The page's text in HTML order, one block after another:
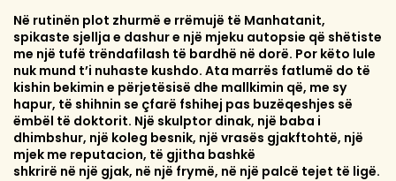
Në rutinën plot zhurmë e rrëmujë të Manhatanit,
spikaste sjellja e dashur e një mjeku autopsie që shëtiste
me një tufë trëndafilash të bardhë në dorë. Por këto lule
nuk mund t’i nuhaste kushdo. Ata marrës fatlumë do të
kishin bekimin e përjetësisë dhe mallkimin që, me sy
hapur, të shihnin se çfarë fshihej pas buzëqeshjes së
ëmbël të doktorit. Një skulptor dinak, një baba i
dhimbshur, një koleg besnik, një vrasës gjakftohtë, një
mjek me reputacion, të gjitha bashkë
shkrirë në një gjak, në një frymë, në një palcë tejet të ligë.